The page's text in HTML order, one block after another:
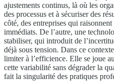
ajustements continus, là où les
des processus et à sécuriser des
côté, des entreprises qui
immédiats. De l’autre, une
stabiliser, qui introduit de
déjà sous tension. Dans ce
limiter à l’efficience. Elle se joue
cette variabilité sans dégrader la
fait la singularité des pratiques